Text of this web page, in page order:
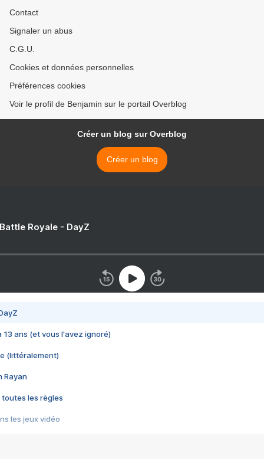
Contact
Signaler un abus
C.G.U.
Cookies et données personnelles
Préférences cookies
Voir le profil de Benjamin sur le portail Overblog
Créer un blog sur Overblog
Créer un blog
Royale - DayZ
13 ans (et vous l'avez ignoré)
(littéralement)
Rayan
toutes les règles
les jeux vidéo